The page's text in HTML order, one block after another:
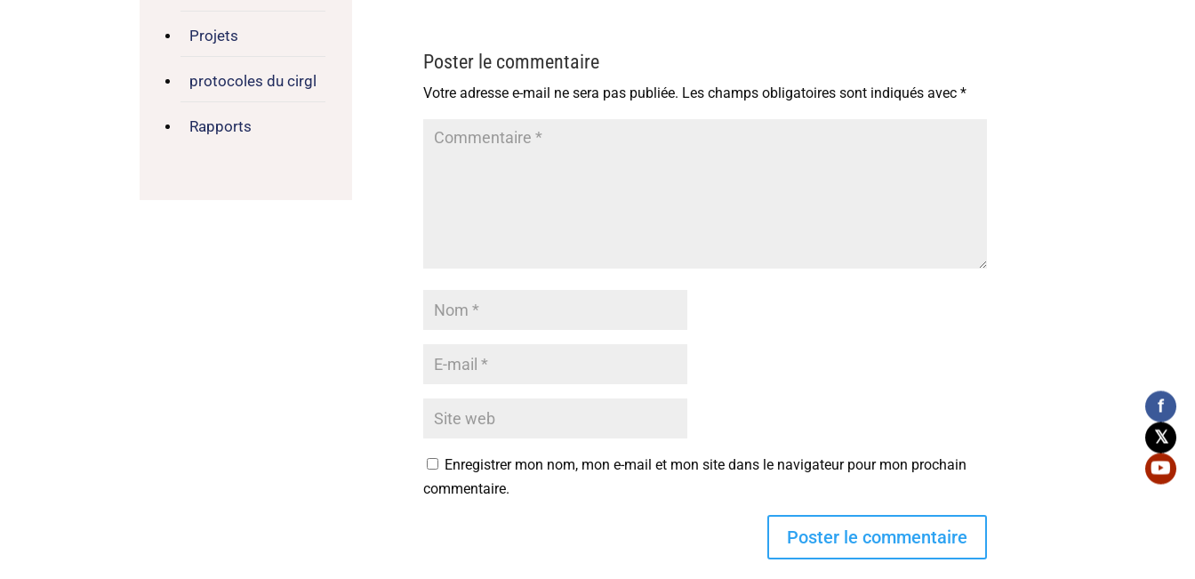
f
𝕏
Projets
protocoles du cirgl
Rapports
Poster le commentaire
Votre adresse e-mail ne sera pas publiée. Les champs obligatoires sont indiqués avec *
Enregistrer mon nom, mon e-mail et mon site dans le navigateur pour mon prochain
commentaire.